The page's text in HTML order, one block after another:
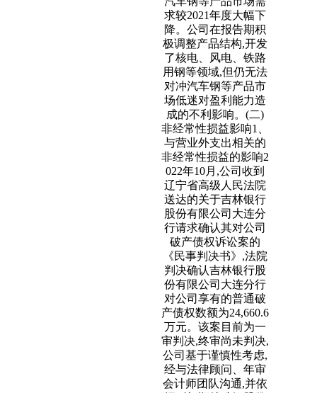
求较2021年度大幅下
降。公司在报告期积
极调整产品结构,开发
了核电、风电、铁路
用钢等领域,但仍无法
对冲汽车钢等产品市
场低迷对盈利能力造
成的不利影响。(二)
非经常性损益影响1、
与营业外支出相关的
非经常性损益的影响2
022年10月,公司收到
辽宁省高级人民法院
送达的关于吉林银行
股份有限公司大连分
行请求确认其对公司
破产债权诉讼案的
《民事判决书》,法院
判决确认吉林银行股
份有限公司大连分行
对公司享有的普通破
产债权数额为24,660.6
万元。该案目前为一
审判决,终审尚未判决,
公司基于谨慎性考虑,
经与法律顾问、年审
会计师团队沟通,并依